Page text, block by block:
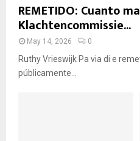
REMETIDO: Cuanto
Klachtencommissie...
May 14, 2026 0
Ruthy Vrieswijk Pa via di e
públicamente...